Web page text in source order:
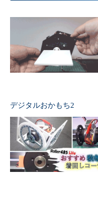
デジタルおかもち2